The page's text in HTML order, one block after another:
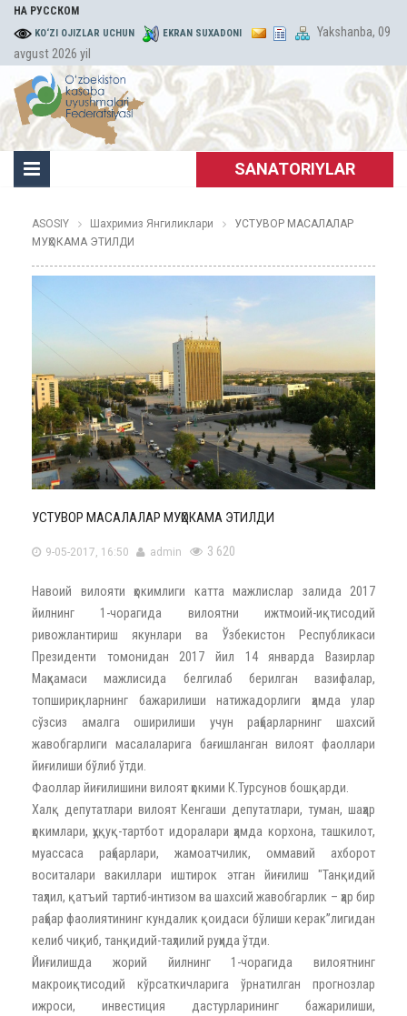
НА РУССКОМ
KO‘ZI OJIZLAR UCHUN EKRAN SUXADONI
Yakshanba, 09
avgust 2026 yil
SANATORIYLAR
ASOSIY Шахримиз Янгиликлари
УСТУВОР МАСАЛАЛАР
МУҲОКАМА ЭТИЛДИ
УСТУВОР МАСАЛАЛАР МУҲОКАМА ЭТИЛДИ
9-05-2017, 16:50 admin 3 620
Навоий вилояти ҳокимлиги катта мажлислар залида 2017
йилнинг 1-чорагида вилоятни ижтмоий-иқтисодий
ривожлантириш якунлари ва Ўзбекистон Республикаси
Президенти томонидан 2017 йил 14 январда Вазирлар
Маҳкамаси мажлисида белгилаб берилган вазифалар,
топшириқларнинг бажарилиши натижадорлиги ҳамда улар
сўзсиз амалга оширилиши учун раҳбарларнинг шахсий
жавобгарлиги масалаларига бағишланган вилоят фаоллари
йиғилиши бўлиб ўтди.
Фаоллар йиғилишини вилоят ҳокими К.Турсунов бошқарди.
Халқ депутатлари вилоят Кенгаши депутатлари, туман, шаҳар
ҳокимлари, ҳуқуқ-тартбот идоралари ҳамда корхона, ташкилот,
муассаса раҳбарлари, жамоатчилик, оммавий ахборот
воситалари вакиллари иштирок этган йиғилиш "Танқидий
таҳлил, қатъий тартиб-интизом ва шахсий жавобгарлик – ҳар бир
раҳбар фаолиятининг кундалик қоидаси бўлиши керак”лигидан
келиб чиқиб, танқидий-таҳлилий руҳида ўтди.
Йиғилишда жорий йилнинг 1-чорагида вилоятнинг
макроиқтисодий кўрсаткичларига ўрнатилган прогнозлар
ижроси, инвестиция дастурларининг бажарилиши,